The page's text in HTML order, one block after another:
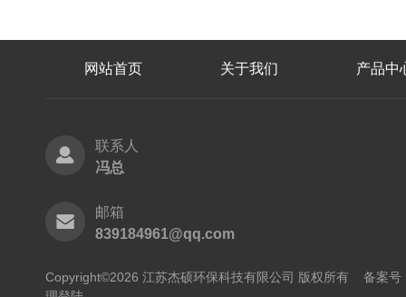
网站首页 关于我们 产品中
联系人
冯总
邮箱
839184961@qq.com
Copyright©2026 江苏杰硕环保科技有限公司 版权所有 备案号